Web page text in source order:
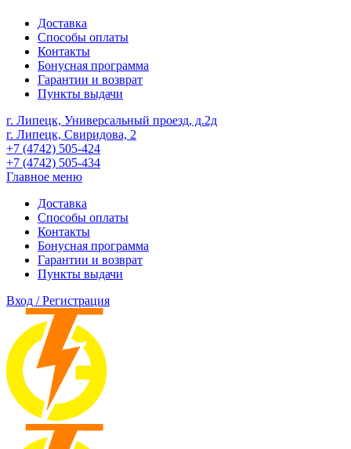
Доставка
Способы оплаты
Контакты
Бонусная программа
Гарантии и возврат
Пункты выдачи
г. Липецк, Универсальный проезд, д.2д
г. Липецк, Свиридова, 2
+7 (4742) 505-424
+7 (4742) 505-434
Главное меню
Доставка
Способы оплаты
Контакты
Бонусная программа
Гарантии и возврат
Пункты выдачи
Вход / Регистрация